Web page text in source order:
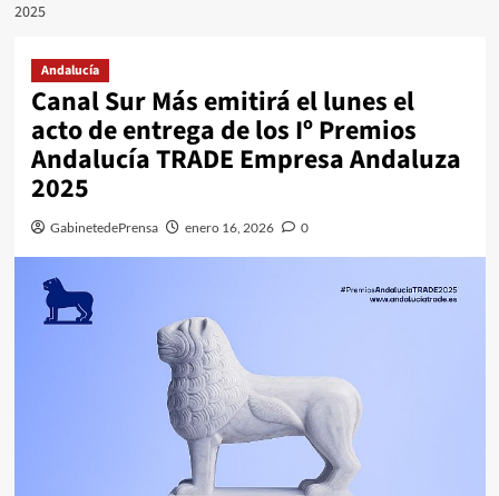
2025
Andalucía
Canal Sur Más emitirá el lunes el
acto de entrega de los Iº Premios
Andalucía TRADE Empresa Andaluza
2025
GabinetedePrensa enero 16, 2026 0